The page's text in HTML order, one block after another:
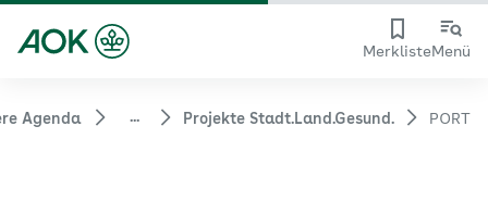
MerklisteMenü
Agenda ... Projekte Stadt.Land.Gesund. PORT